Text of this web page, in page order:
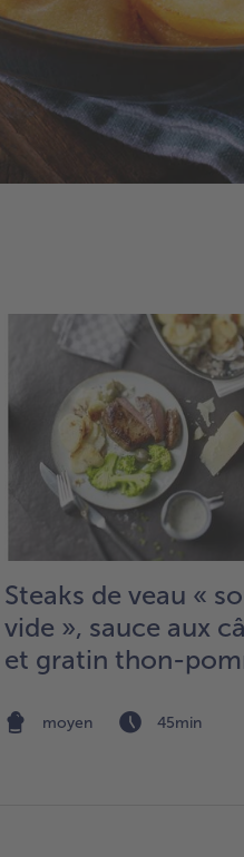
Steaks de veau «
vide », sauce aux
et gratin thon-
moyen 45min